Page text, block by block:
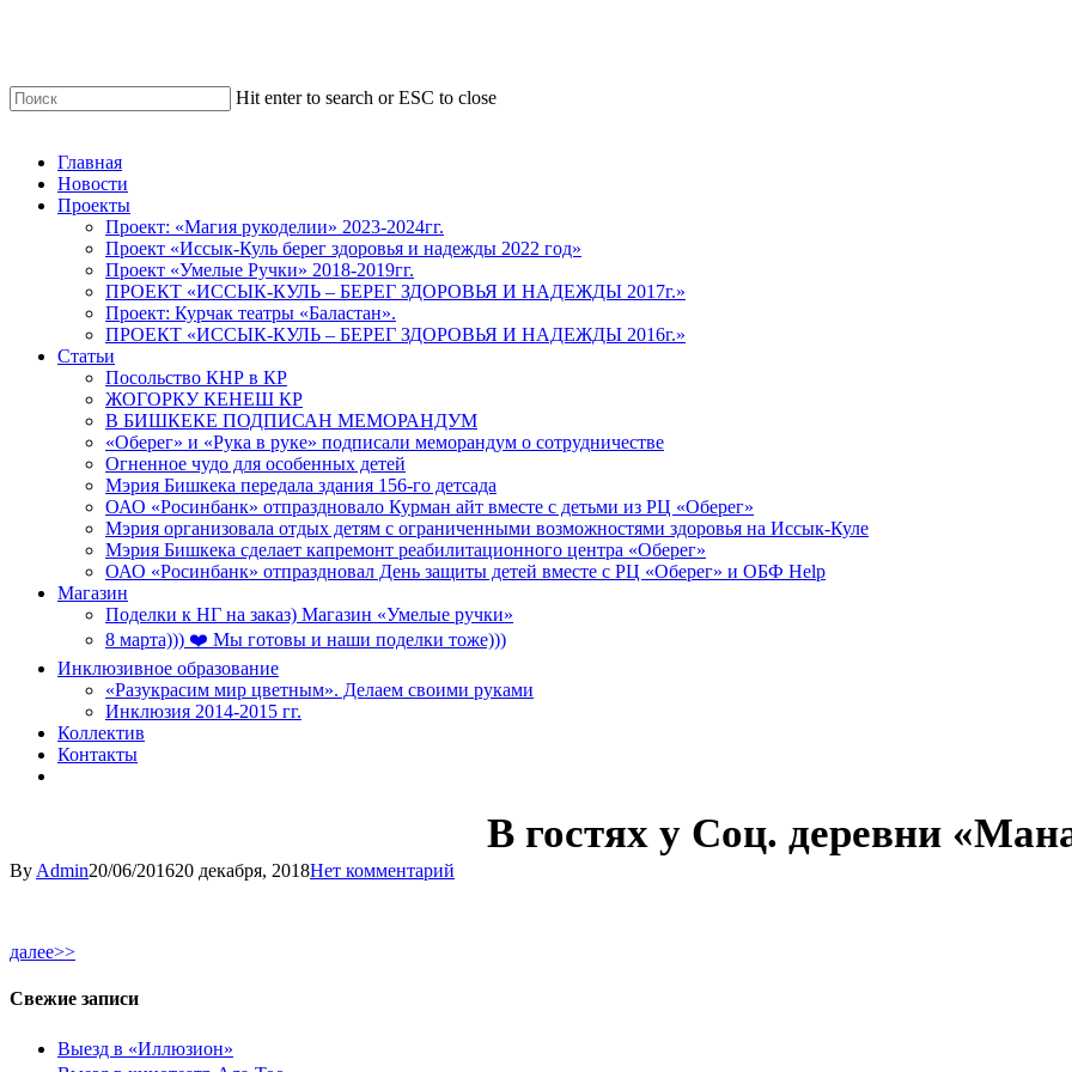
content
Hit enter to search or ESC to close
Menu
Главная
Новости
Проекты
Проект: «Магия рукоделии» 2023-2024гг.
Проект «Иссык-Куль берег здоровья и надежды 2022 год»
Проект «Умелые Ручки» 2018-2019гг.
ПРОЕКТ «ИССЫК-КУЛЬ – БЕРЕГ ЗДОРОВЬЯ И НАДЕЖДЫ 2017г.»
Проект: Курчак театры «Баластан».
ПРОЕКТ «ИССЫК-КУЛЬ – БЕРЕГ ЗДОРОВЬЯ И НАДЕЖДЫ 2016г.»
Статьи
Посольство КНР в КР
ЖОГОРКУ КЕНЕШ КР
В БИШКЕКЕ ПОДПИСАН МЕМОРАНДУМ
«Оберег» и «Рука в руке» подписали меморандум о сотрудничестве
Огненное чудо для особенных детей
Мэрия Бишкека передала здания 156-го детсада
ОАО «Росинбанк» отпраздновало Курман айт вместе с детьми из РЦ «Оберег»
Мэрия организовала отдых детям с ограниченными возможностями здоровья на Иссык-Куле
Мэрия Бишкека сделает капремонт реабилитационного центра «Оберег»
ОАО «Росинбанк» отпраздновал День защиты детей вместе с РЦ «Оберег» и ОБФ Help
Магазин
Поделки к НГ на заказ) Магазин «Умелые ручки»
8 марта))) ❤️ Мы готовы и наши поделки тоже)))
Инклюзивное образование
«Разукрасим мир цветным». Делаем своими руками
Инклюзия 2014-2015 гг.
Коллектив
Контакты
В гостях у Соц. деревни
By Admin20/06/201620 декабря, 2018Нет комментарий
далее>>
Свежие записи
Выезд в «Иллюзион»